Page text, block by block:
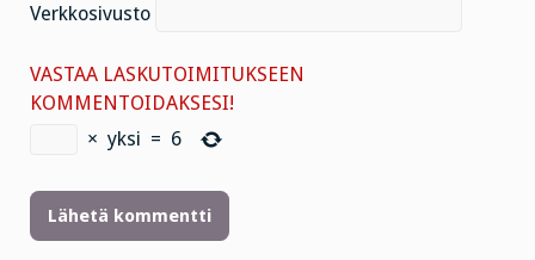
Verkkosivusto
VASTAA LASKUTOIMITUKSEEN
KOMMENTOIDAKSESI!
× yksi = 6